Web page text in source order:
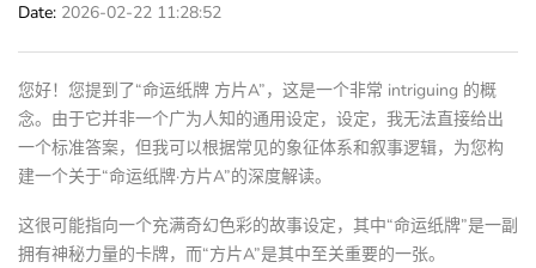
Date 2026-02-22 11:28:52
您好！您提到了“命运纸牌 方片A”，这是一个非常 intriguing 的概
念。由于它并非一个广为人知的通用设定，设定，我无法直接给出
一个标准答案，但我可以根据常见的象征体系和叙事逻辑，为您构
建一个关于“命运纸牌·方片A”的深度解读。
这很可能指向一个充满奇幻色彩的故事设定，其中“命运纸牌”是一副
拥有神秘力量的卡牌，而“方片A”是其中至关重要的一张。